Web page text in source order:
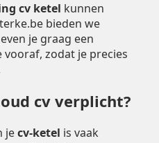
cv ketel kunnen
bieden we
je graag een
zodat je precies
cv verplicht?
jecv-ketel is vaak